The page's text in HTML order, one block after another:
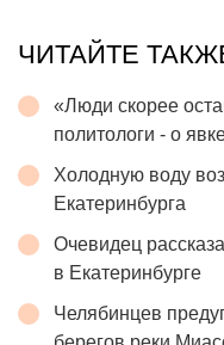
ЧИТАЙТЕ
«Люди скорее
политологи - о
Холодную воду
Екатеринбурга
Очевидец
в Екатеринбурге
Челябинцев